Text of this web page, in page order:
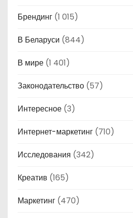
Брендинг (1 015)
В Беларуси (844)
В мире (1 401)
Законодательство (57)
Интересное (3)
Интернет-маркетинг (710)
Исследования (342)
Креатив (165)
Маркетинг (470)